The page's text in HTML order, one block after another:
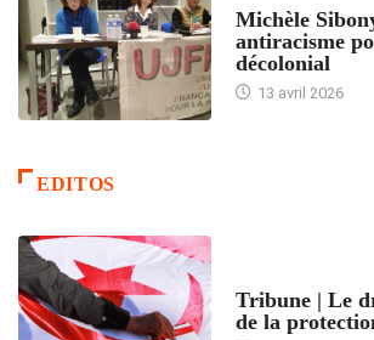
Michèle
antiracisme
décolonial
13 avril 2026
EDITOS
Tribune | Le
de la